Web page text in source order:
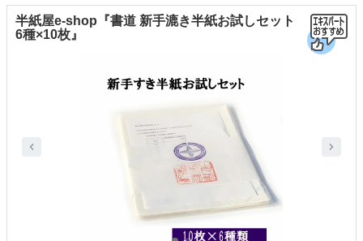
半紙屋e-shop『書道 新手漉き半紙お試しセット
6種×10枚』